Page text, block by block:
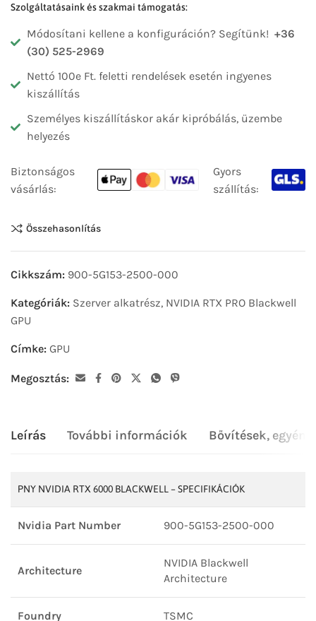
Szolgáltatásaink és szakmai támogatás:
Módosítani kellene a konfiguráción? Segítünk! +36
(30) 525-2969
Nettó 100e Ft. feletti rendelések esetén ingyenes
kiszállítás
Személyes kiszállításkor akár kipróbálás, üzembe
helyezés
Biztonságos
vásárlás:
Gyors
szállítás:
Összehasonlítás
Cikkszám: 900-5G153-2500-000
Kategóriák: Szerver alkatrész, NVIDIA RTX PRO Blackwell
GPU
Címke: GPU
Megosztás:
Leírás További információk Bővítések,
PNY NVIDIA RTX 6000 BLACKWELL – SPECIFIKÁCIÓK
Nvidia Part Number 900-5G153-2500-000
Architecture
NVIDIA Blackwell
Architecture
Foundry TSMC